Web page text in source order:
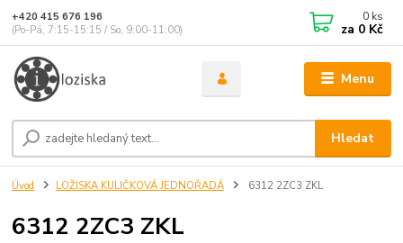
Menu
Hledat
+420 415 676 196
(Po-Pá, 7:15-15:15 / So, 9:00-11:00)
0 ks
za 0 Kč
Úvod LOŽISKA KULIČKOVÁ JEDNOŘADÁ 6312 2ZC3 ZKL
6312 2ZC3 ZKL